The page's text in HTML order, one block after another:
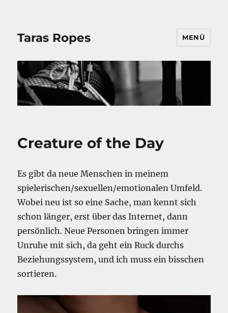
Taras Ropes MENÜ
Creature of the Day
Es gibt da neue Menschen in meinem
spielerischen/sexuellen/emotionalen Umfeld.
Wobei neu ist so eine Sache, man kennt sich
schon länger, erst über das Internet, dann
persönlich. Neue Personen bringen immer
Unruhe mit sich, da geht ein Ruck durchs
Beziehungssystem, und ich muss ein bisschen
sortieren.